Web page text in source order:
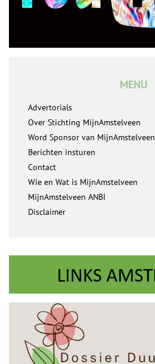
MENU
Advertorials
Over Stichting MijnAmstelveen
Word Sponsor van MijnAmstelveen
Berichten insturen
Contact
Wie en Wat is MijnAmstelveen
MijnAmstelveen ANBI
Disclaimer